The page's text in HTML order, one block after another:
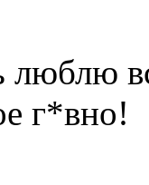
люблю
г*вно!